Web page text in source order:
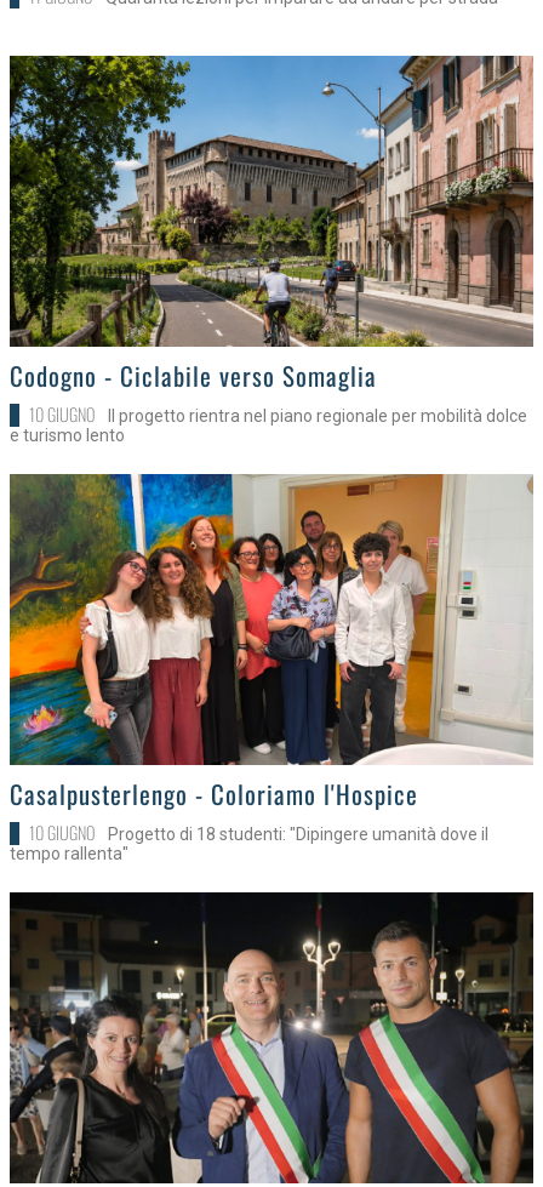
>
Codogno - Ciclabile verso Somaglia
10 GIUGNO
Il progetto rientra nel piano regionale per mobilità dolce
e turismo lento
>
Casalpusterlengo - Coloriamo l'Hospice
10 GIUGNO
Progetto di 18 studenti: "Dipingere umanità dove il
tempo rallenta"